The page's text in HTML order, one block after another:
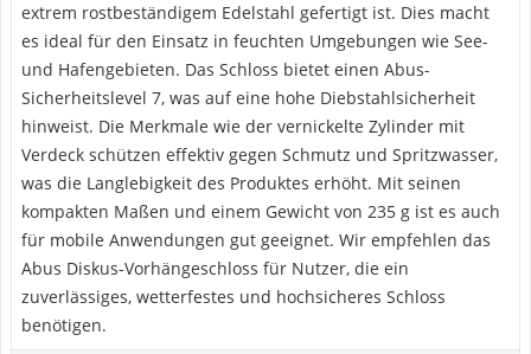
extrem rostbeständigem Edelstahl gefertigt ist. Dies macht
es ideal für den Einsatz in feuchten Umgebungen wie See-
und Hafengebieten. Das Schloss bietet einen Abus-
Sicherheitslevel 7, was auf eine hohe Diebstahlsicherheit
hinweist. Die Merkmale wie der vernickelte Zylinder mit
Verdeck schützen effektiv gegen Schmutz und Spritzwasser,
was die Langlebigkeit des Produktes erhöht. Mit seinen
kompakten Maßen und einem Gewicht von 235 g ist es auch
für mobile Anwendungen gut geeignet. Wir empfehlen das
Abus Diskus-Vorhängeschloss für Nutzer, die ein
zuverlässiges, wetterfestes und hochsicheres Schloss
benötigen.